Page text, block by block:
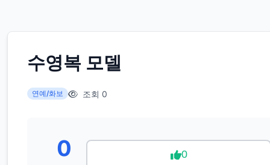
수영복 모델
연예/화보 조회 0
0 0